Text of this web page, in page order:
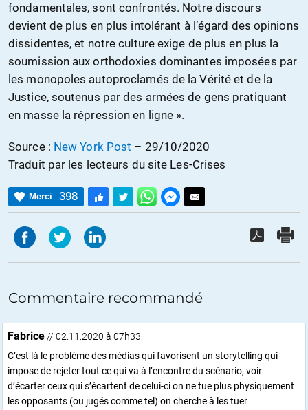
fondamentales, sont confrontés. Notre discours
devient de plus en plus intolérant à l’égard des opinions
dissidentes, et notre culture exige de plus en plus la
soumission aux orthodoxies dominantes imposées par
les monopoles autoproclamés de la Vérité et de la
Justice, soutenus par des armées de gens pratiquant
en masse la répression en ligne ».
Source : New York Post – 29/10/2020
Traduit par les lecteurs du site Les-Crises
Merci 398
Commentaire recommandé
Fabrice // 02.11.2020 à 07h33
C’est là le problème des médias qui favorisent un storytelling qui
impose de rejeter tout ce qui va à l’encontre du scénario, voir
d’écarter ceux qui s’écartent de celui-ci on ne tue plus physiquement
les opposants (ou jugés comme tel) on cherche à les tuer